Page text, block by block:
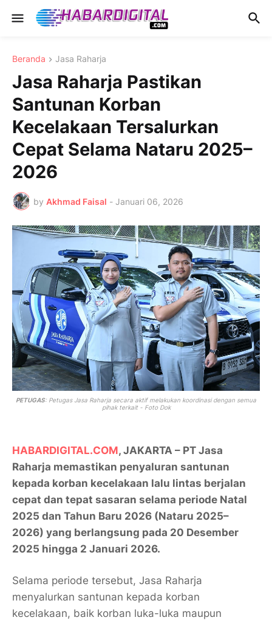
Beranda Jasa Raharja
Jasa Raharja Pastikan
Santunan Korban
Kecelakaan Tersalurkan
Cepat Selama Nataru 2025–
2026
by Akhmad Faisal - Januari 06, 2026
PETUGAS: Petugas Jasa Raharja secara aktif melakukan koordinasi dengan semua
pihak terkait - Foto Dok
HABARDIGITAL.COM, JAKARTA – PT Jasa
Raharja memastikan penyaluran santunan
kepada korban kecelakaan lalu lintas berjalan
cepat dan tepat sasaran selama periode Natal
2025 dan Tahun Baru 2026 (Nataru 2025–
2026) yang berlangsung pada 20 Desember
2025 hingga 2 Januari 2026.
Selama periode tersebut, Jasa Raharja
menyalurkan santunan kepada korban
kecelakaan, baik korban luka-luka maupun